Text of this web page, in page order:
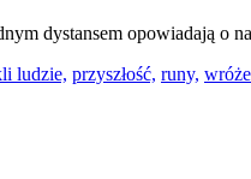
dystansem opowiadają o
ludzie, przyszłość, runy,